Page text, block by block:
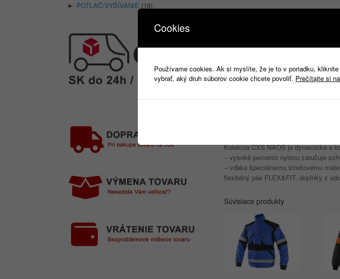
Pánska montérková blúza CXS
rozťahovanie materiálu vo všetkých
schopnosť rychlého schnutia. Blúza
nastaviteľná manžeta. Blúza má 3
vrecúško na ľavom rukáve. V
sieťovaná podšívka.
Základný materiál:kanvas 93%
Kolekcia CXS NAOS je dynamická a
– vysoké percento nylonu zaručuje
– vďaka špeciálnemu strečovému
flexibilný pás FLEX&FIT, doplnky z
Súvisiace produkty
► POTLAČ/VYŠÍVANIE (18)
Cookies
Používame cookies. Ak si myslíte, že je to v poriadku,
vybrať, aký druh súborov cookie chcete povoliť. Prečítajte si